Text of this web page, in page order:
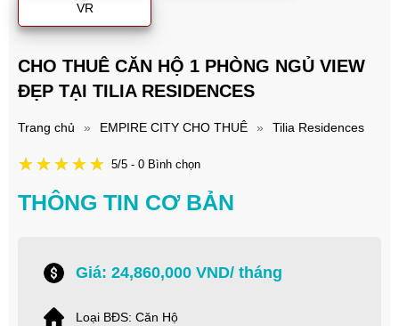
VR
CHO THUÊ CĂN HỘ 1 PHÒNG NGỦ VIEW
ĐẸP TẠI TILIA RESIDENCES
Trang chủ » EMPIRE CITY CHO THUÊ » Tilia Residences
5/5 - 0 Bình chọn
THÔNG TIN CƠ BẢN
Giá: 24,860,000 VND/ tháng
Loại BĐS: Căn Hộ